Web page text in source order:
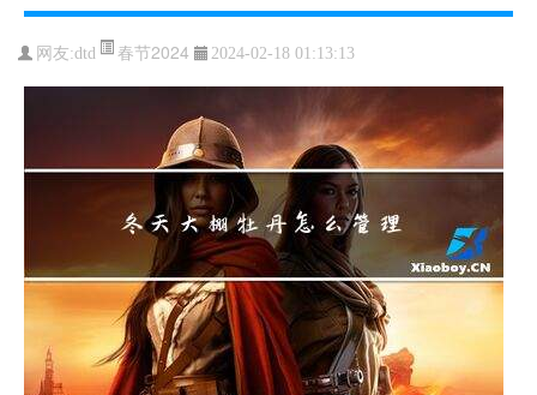
网友:dtd 春节2024 2024-02-18 01:13:13